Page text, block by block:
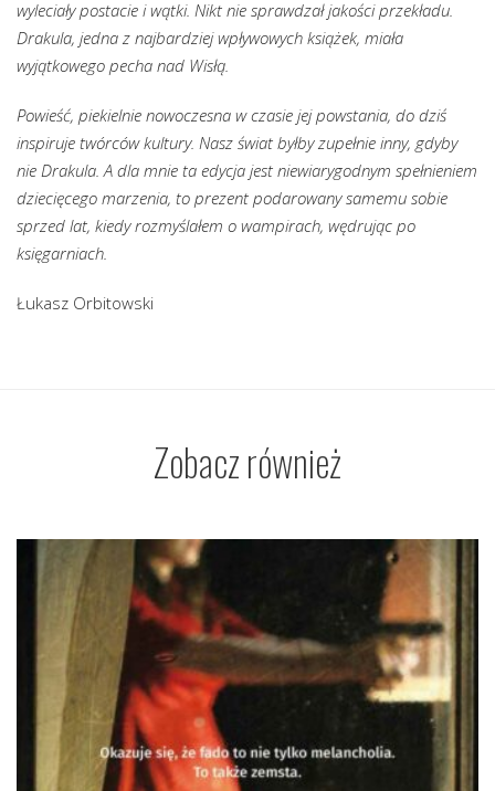
wyleciały postacie i wątki. Nikt nie sprawdzał jakości przekładu.
Drakula, jedna z najbardziej wpływowych książek, miała
wyjątkowego pecha nad Wisłą.
Powieść, piekielnie nowoczesna w czasie jej powstania, do dziś
inspiruje twórców kultury. Nasz świat byłby zupełnie inny, gdyby
nie Drakula. A dla mnie ta edycja jest niewiarygodnym spełnieniem
dziecięcego marzenia, to prezent podarowany samemu sobie
sprzed lat, kiedy rozmyślałem o wampirach, wędrując po
księgarniach.
Łukasz Orbitowski
Zobacz również